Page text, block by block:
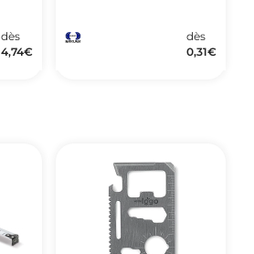
dès
4,74€
dès
0,31€